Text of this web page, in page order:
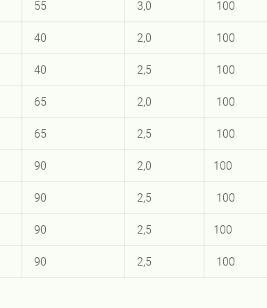
55 3,0 100
40 2,0 100
40 2,5 100
65 2,0 100
65 2,5 100
90 2,0 100
90 2,5 100
90 2,5 100
90 2,5 100